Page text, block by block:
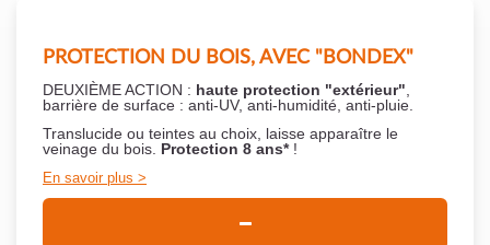
PROTECTION DU BOIS, AVEC "BONDEX"
DEUXIÈME ACTION : haute protection "extérieur"
barrière de surface : anti-UV, anti-humidité, anti-pluie.
Translucide ou teintes au choix, laisse apparaître le
veinage du bois. Protection 8 ans*!
En savoir plus